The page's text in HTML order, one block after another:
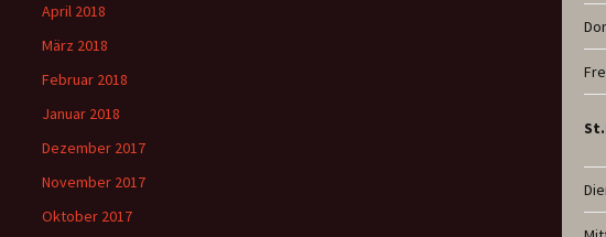
April 2018
März 2018
Februar 2018
Januar 2018
Dezember 2017
November 2017
Oktober 2017